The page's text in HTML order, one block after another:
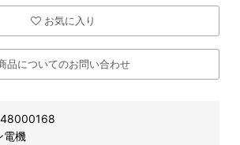
お気に入り
品についてのお問い合わせ
電機